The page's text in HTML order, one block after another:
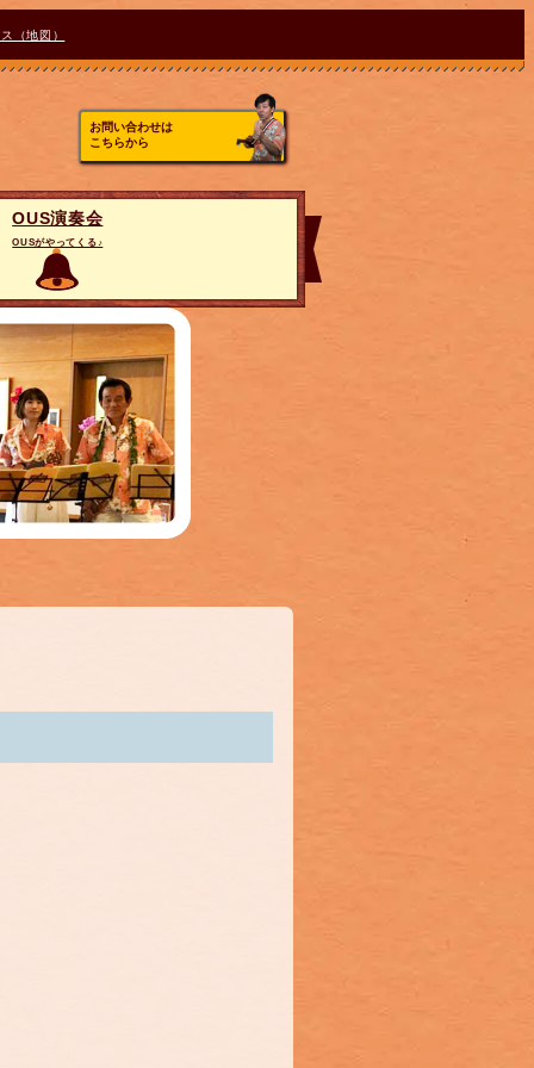
（地図）
お問い合わせは
こちらから
OUS演奏会
OUSがやってくる♪